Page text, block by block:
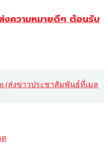
งความหมายดีๆ ต้อนรับ
(ส่งข่าวประชาสัมพันธ์ที่เมล
ด